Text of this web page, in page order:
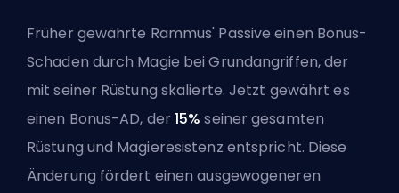
Früher gewährte Rammus' Passive einen Bonus-
Schaden durch Magie bei Grundangriffen, der
mit seiner Rüstung skalierte. Jetzt gewährt es
einen Bonus-AD, der15% seiner gesamten
Rüstung und Magieresistenz entspricht. Diese
Änderung fördert einen ausgewogeneren